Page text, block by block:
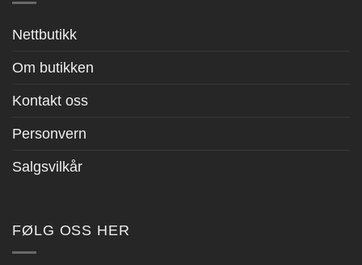
Nettbutikk
Om butikken
Kontakt oss
Personvern
Salgsvilkår
FØLG OSS HER